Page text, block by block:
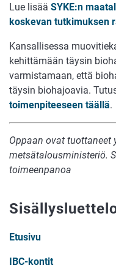
Lue lisää SYKE:n
koskevan tutkimuksen
Kansallisessa
kehittämään täysin
varmistamaan, että
täysin biohajoavia.
toimenpiteeseen täällä.
Oppaan ovat tuottaneet
metsätalousministeriö.
toimeenpanoa
Etusivu
IBC-kontit